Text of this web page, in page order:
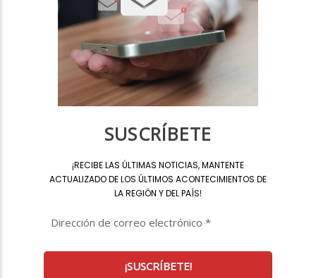
SUSCRÍBETE
¡RECIBE LAS ÚLTIMAS NOTICIAS, MANTENTE
ACTUALIZADO DE LOS ÚLTIMOS ACONTECIMIENTOS DE
LA REGIÓN Y DEL PAÍS!